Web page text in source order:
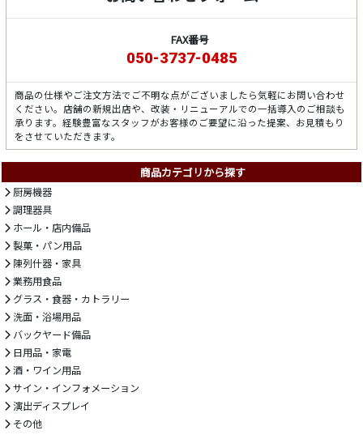
FAX番号
050-3737-0485
商品の仕様やご注文方法でご不明な点がございましたら気軽にお問い合わせ
ください。店舗の新規出店や、改装・リニューアルでの一括導入のご相談も
承ります。経験豊富なスタッフがお客様のご要望に沿った提案、お見積もり
をさせていただきます。
商品カテゴリから探す
厨房機器
調理器具
ホール・店内備品
製菓・パン用品
陳列什器・家具
業務用食品
グラス・食器・カトラリー
洗面・浴場用品
バックヤード備品
日用品・家電
酒・ワイン用品
サイン・インフォメーション
演出ディスプレイ
その他